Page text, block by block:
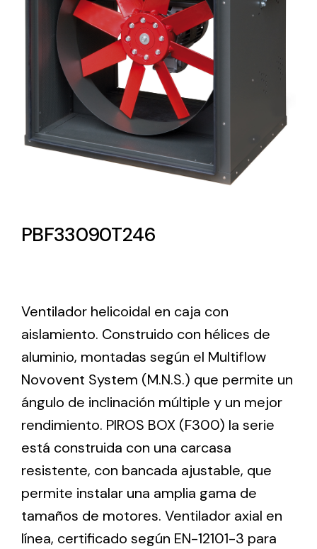
Lighting and Electrical
Equipment
Complete solutions in lighting and electrical
material for each project and need
Amplia gama de ventiladores y equipos de
Ventilation
The incorporation of Novovent into the group
meant a greater offer of ventilation products for
different uses
Iluminación Solar
PBF33090T246
Ventilador helicoidal en caja con
aislamiento. Construido con hélices de
aluminio, montadas según el Multiflow
Novovent System (M.N.S.) que permite un
ángulo de inclinación múltiple y un mejor
rendimiento. PIROS BOX (F300) la serie
está construida con una carcasa
resistente, con bancada ajustable, que
permite instalar una amplia gama de
tamaños de motores. Ventilador axial en
línea, certificado según EN-12101-3 para